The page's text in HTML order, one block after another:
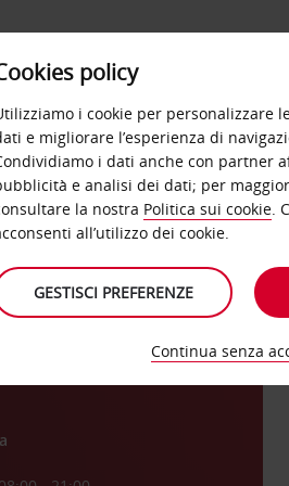
OFFERTE
policy
i cookie per personalizzare
e migliorare l’esperienza di
i dati anche con partner
e analisi dei dati; per
la nostra Politica sui cookie.
all’utilizzo dei cookie.
GESTISCI PREFERENZE
Continua senza